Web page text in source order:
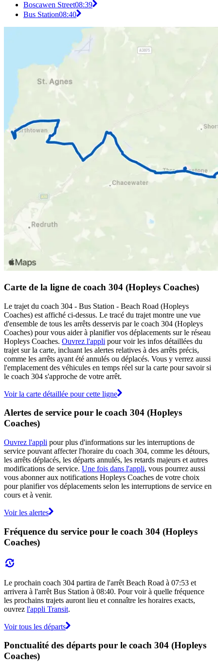
Boscawen Street08:39
Bus Station08:40
Carte de la ligne de coach 304 (Hopleys Coaches)
Le trajet du coach 304 - Bus Station - Beach Road (Hopleys
Coaches) est affiché ci-dessus. Le tracé du trajet montre une vue
d'ensemble de tous les arrêts desservis par le coach 304 (Hopleys
Coaches) pour vous aider à planifier vos déplacements sur le réseau
Hopleys Coaches. Ouvrez l'appli pour voir les infos détaillées du
trajet sur la carte, incluant les alertes relatives à des arrêts précis,
comme les arrêts ayant été annulés ou déplacés. Vous y verrez aussi
l'emplacement des véhicules en temps réel sur la carte pour savoir si
le coach 304 s'approche de votre arrêt.
Voir la carte détaillée pour cette ligne
Alertes de service pour le coach 304 (Hopleys
Coaches)
Ouvrez l'appli pour plus d'informations sur les interruptions de
service pouvant affecter l'horaire du coach 304, comme les détours,
les arrêts déplacés, les départs annulés, les retards majeurs et autres
modifications de service. Une fois dans l'appli, vous pourrez aussi
vous abonner aux notifications Hopleys Coaches de votre choix
pour planifier vos déplacements selon les interruptions de service en
cours et à venir.
Voir les alertes
Fréquence du service pour le coach 304 (Hopleys
Coaches)
Le prochain coach 304 partira de l'arrêt Beach Road à 07:53 et
arrivera à l'arrêt Bus Station à 08:40. Pour voir à quelle fréquence
les prochains trajets auront lieu et connaître les horaires exacts,
ouvrez l'appli Transit.
Voir tous les départs
Ponctualité des départs pour le coach 304 (Hopleys
Coaches)